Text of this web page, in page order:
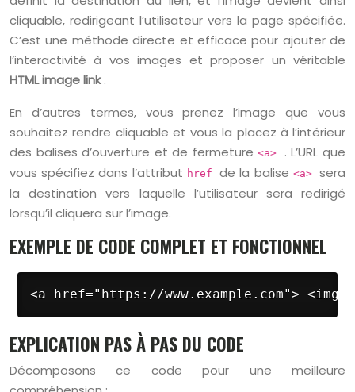
cliquable, redirigeant l’utilisateur vers la page spécifiée.
C’est une méthode directe et efficace pour ajouter de
l’interactivité à vos images et proposer un véritable
HTML image link.
En d’autres termes, vous prenez l’image que vous
souhaitez rendre cliquable et vous la placez à l’intérieur
des balises d’ouverture et de fermeture<a> . L’URL que
vous spécifiez dans l’attribut hrefde la balise <a>sera
la destination vers laquelle l’utilisateur sera redirigé
lorsqu’il cliquera sur l’image.
EXEMPLE DE CODE COMPLET ET FONCTIONNEL
<a href="https://www.example.com">
EXPLICATION PAS À PAS DU CODE
Décomposons ce code pour une meilleure